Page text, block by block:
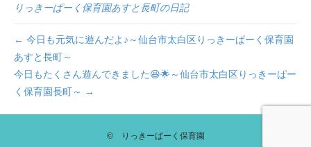
りっきーぱーく保育園あすと長町の日記
← 今日も元気に遊んだよ♪～仙台市太白区りっきーぱーく保育園
あすと長町～
今日もたくさん遊んできました😆🌟～仙台市太白区りっきーぱー
く保育園長町～ →
© りっきーぱーく保育園